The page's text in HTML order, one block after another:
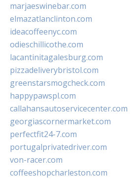
marjaeswinebar.com
elmazatlanclinton.com
ideacoffeenyc.com
odieschillicothe.com
lacantinitagalesburg.com
pizzadeliverybristol.com
greenstarsmogcheck.com
happypawspl.com
callahansautoservicecenter.com
georgiascornermarket.com
perfectfit24-7.com
portugalprivatedriver.com
von-racer.com
coffeeshopcharleston.com